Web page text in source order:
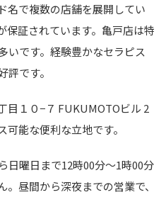
名で複数の店舗を展開してい
保証されています。亀戸店は特
いです。経験豊かなセラピス
評です。
目１０−７ FUKUMOTOビル 2
能な便利な立地です。
日曜日まで12時00分～1時00分
昼間から深夜までの営業で、